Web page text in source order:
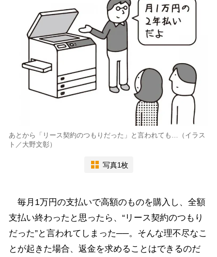
あとから「リース契約のつもりだった」と言われても…（イラス
ト／大野文彰）
写真1枚
毎月1万円の支払いで高額のものを購入し、全額
支払い終わったと思ったら、“リース契約のつもり
だった”と言われてしまった──。そんな理不尽なこ
とが起きた場合、返金を求めることはできるのだ